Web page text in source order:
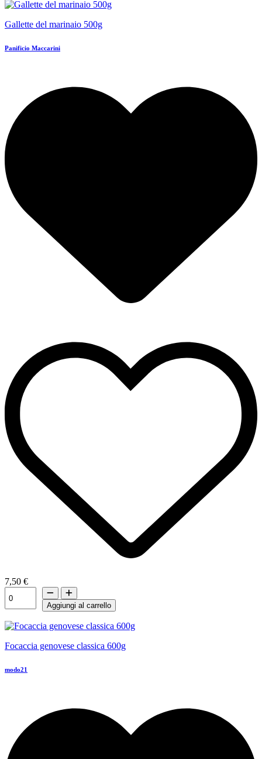
Gallette del marinaio 500g
Panificio Maccarini
7,50 €
Aggiungi al carrello
Focaccia genovese classica 600g
modo21